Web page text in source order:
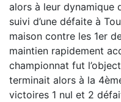
alors à leur dynamique
suivi d’une défaite à
maison contre les 1er
maintien rapidement
championnat fut
terminait alors à la
victoires 1 nul et 2